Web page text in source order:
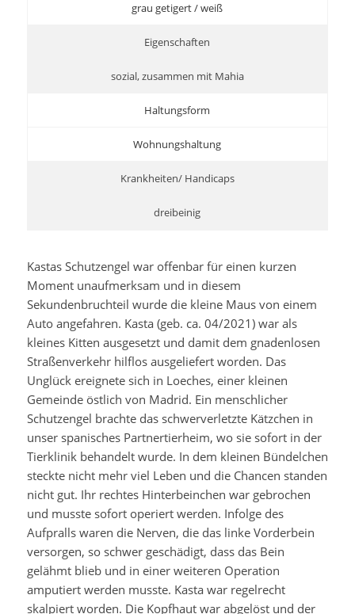
grau getigert / weiß
Eigenschaften
sozial, zusammen mit Mahia
Haltungsform
Wohnungshaltung
Krankheiten/ Handicaps
dreibeinig
Kastas Schutzengel war offenbar für einen kurzen
Moment unaufmerksam und in diesem
Sekundenbruchteil wurde die kleine Maus von einem
Auto angefahren. Kasta (geb. ca. 04/2021) war als
kleines Kitten ausgesetzt und damit dem gnadenlosen
Straßenverkehr hilflos ausgeliefert worden. Das
Unglück ereignete sich in Loeches, einer kleinen
Gemeinde östlich von Madrid. Ein menschlicher
Schutzengel brachte das schwerverletzte Kätzchen in
unser spanisches Partnertierheim, wo sie sofort in der
Tierklinik behandelt wurde. In dem kleinen Bündelchen
steckte nicht mehr viel Leben und die Chancen standen
nicht gut. Ihr rechtes Hinterbeinchen war gebrochen
und musste sofort operiert werden. Infolge des
Aufpralls waren die Nerven, die das linke Vorderbein
versorgen, so schwer geschädigt, dass das Bein
gelähmt blieb und in einer weiteren Operation
amputiert werden musste. Kasta war regelrecht
skalpiert worden. Die Kopfhaut war abgelöst und der